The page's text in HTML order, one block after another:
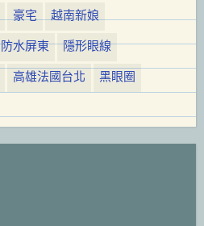
豪宅
越南新娘
防水屏東
隱形眼線
高雄法國台北 黑眼圈